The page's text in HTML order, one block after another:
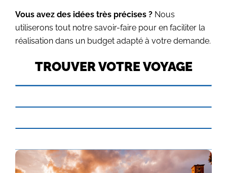
Vous avez des idées très précises ? Nous
utiliserons tout notre savoir-faire pour en faciliter la
réalisation dans un budget adapté à votre demande.
TROUVER VOTRE VOYAGE